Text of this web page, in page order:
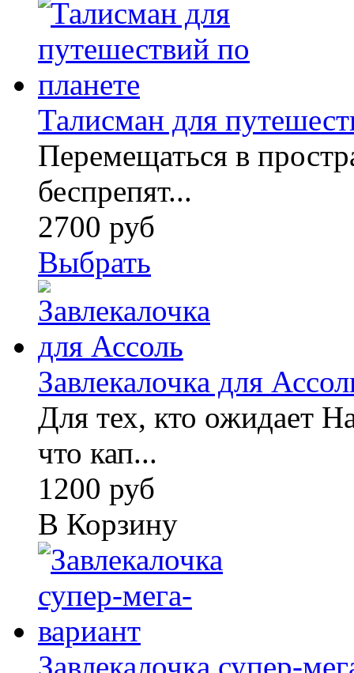
Талисман для
Перемещаться в
беспрепят...
2700 руб
Выбрать
Завлекалочка для
Для тех, кто ожидает
что кап...
1200 руб
В Корзину
Завлекалочка супер-